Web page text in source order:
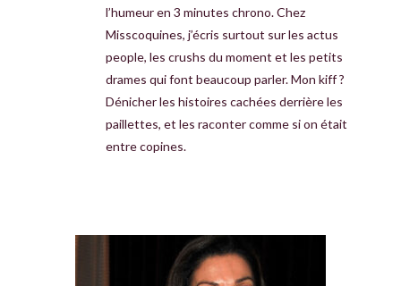
l’humeur en 3 minutes chrono. Chez
Misscoquines, j’écris surtout sur les actus
people, les crushs du moment et les petits
drames qui font beaucoup parler. Mon kiff ?
Dénicher les histoires cachées derrière les
paillettes, et les raconter comme si on était
entre copines.